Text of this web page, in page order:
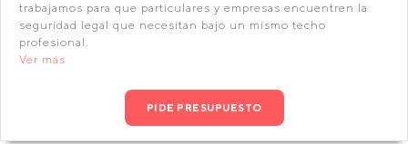
trabajamos para que particulares y empresas encuentren la
seguridad legal que necesitan bajo un mismo techo
profesional.
Ver más
PIDE PRESUPUESTO